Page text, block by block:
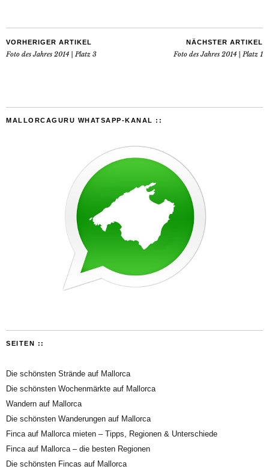
VORHERIGER ARTIKEL
Foto des Jahres 2014 | Platz 3
NÄCHSTER ARTIKEL
Foto des Jahres 2014 | Platz 1
MALLORCAGURU WHATSAPP-KANAL ::
SEITEN ::
Die schönsten Strände auf Mallorca
Die schönsten Wochenmärkte auf Mallorca
Wandern auf Mallorca
Die schönsten Wanderungen auf Mallorca
Finca auf Mallorca mieten – Tipps, Regionen & Unterschiede
Finca auf Mallorca – die besten Regionen
Die schönsten Fincas auf Mallorca